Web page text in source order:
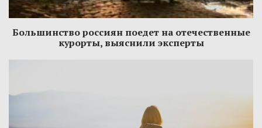
Большинство россиян поедет на отечественные
курорты, выяснили эксперты